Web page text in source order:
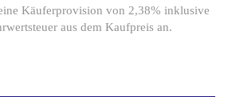
Käuferprovision von 2,38% inklusive
aus dem Kaufpreis an.